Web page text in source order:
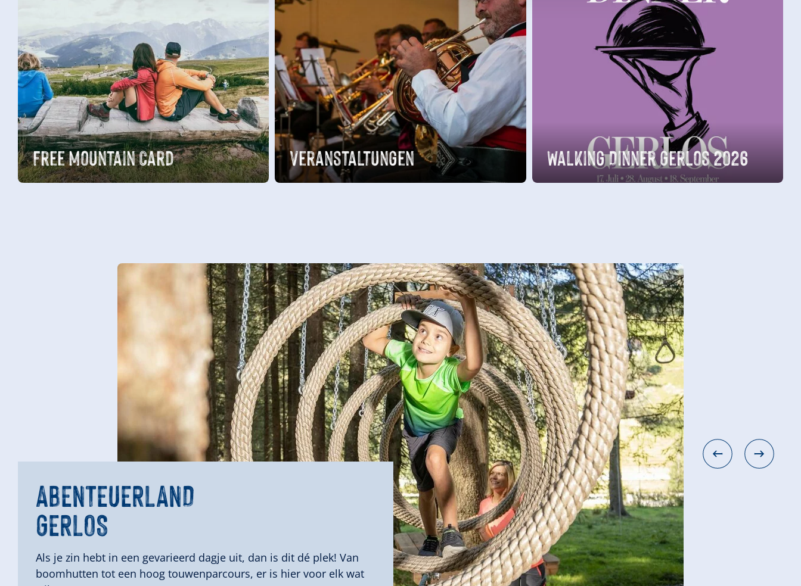
Free Mountain Card Veranstaltungen Walking Dinner Gerlos 2026
LATSCHENLAND
ABENTEUERLAND
GERLOS
Als je zin hebt in een gevarieerd dagje uit, dan is dit dé plek! Van
boomhutten tot een hoog touwenparcours, er is hier voor elk wat
LATSCHENLAND
ABENTEUERLAND